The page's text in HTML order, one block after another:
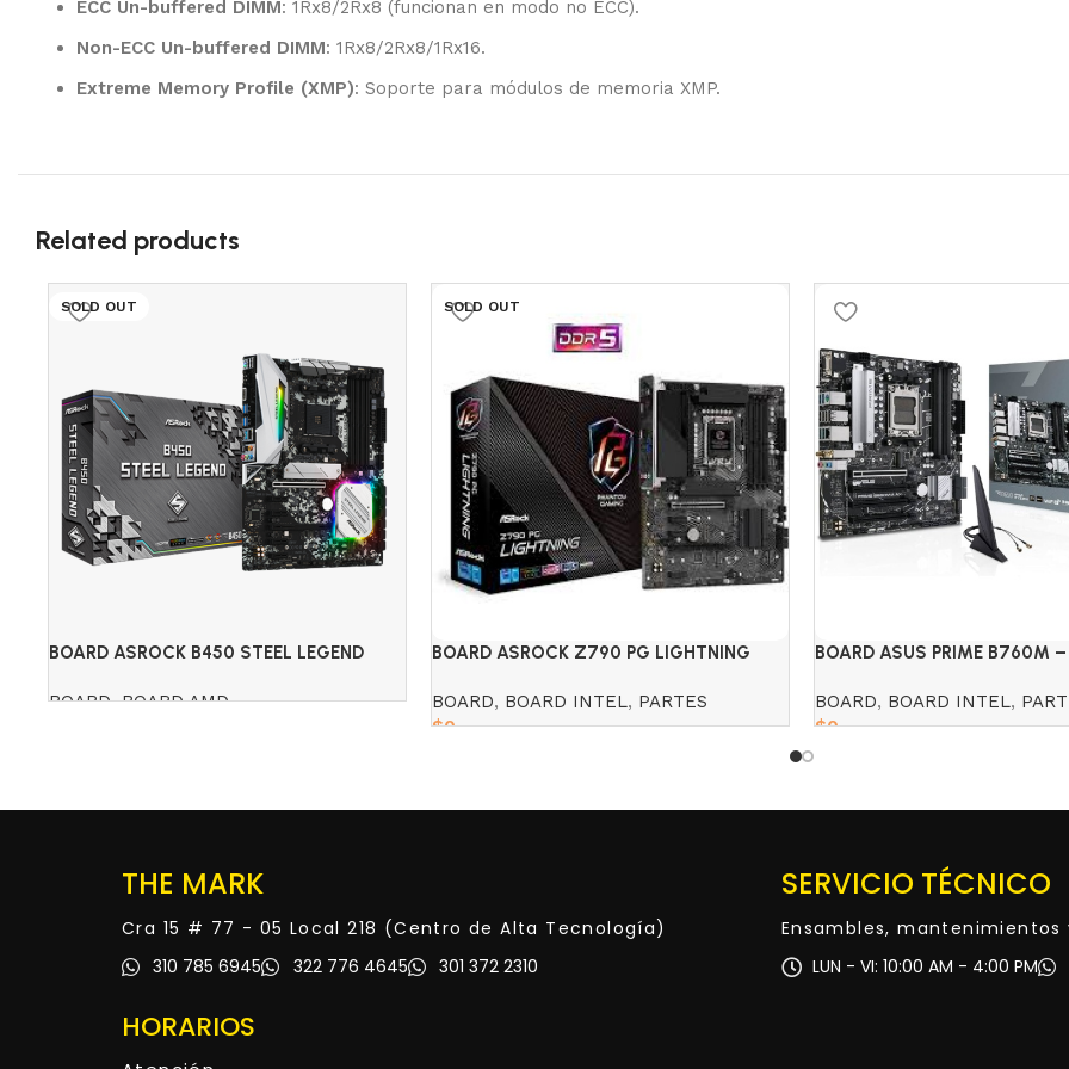
ECC Un-buffered DIMM: 1Rx8/2Rx8 (funcionan en modo no ECC).
Non-ECC Un-buffered DIMM: 1Rx8/2Rx8/1Rx16.
Extreme Memory Profile (XMP): Soporte para módulos de memoria XMP.
Related products
SOLD OUT
BOARD ASROCK B450 STEEL LEGEND
BOARD,BOARD AMD
SOLD OUT
BOARD ASROCK Z790 PG LIGHTNING
BOARD, BOARD INTEL, PARTES
$0
BOARD ASUS PRIME B760M
BOARD, BOARD INTEL,
$0
THE MARK
Cra 15 # 77 - 05 Local 218 (Centro de Alta Tecnología)
310 785 6945
322 776 4645 301 372 2310
HORARIOS
SERVICIO TÉCNICO
Ensambles, mantenimientos
LUN - VI: 10:00 AM - 4:00 PM